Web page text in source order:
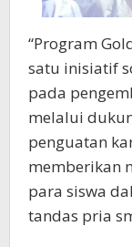
“Program
satu inisiatif
pada
melalui
penguatan
memberikan
para siswa
tandas pria